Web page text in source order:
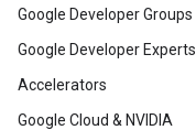
Google Developer Groups
Google Developer Experts
Accelerators
Google Cloud & NVIDIA